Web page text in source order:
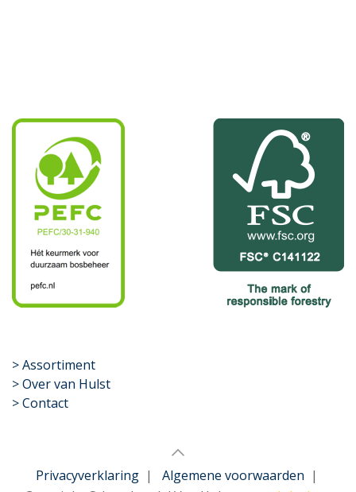
​>Assortiment
> Over van Hulst
> Contact
Privacyverklaring| Algemene voorwaarden |